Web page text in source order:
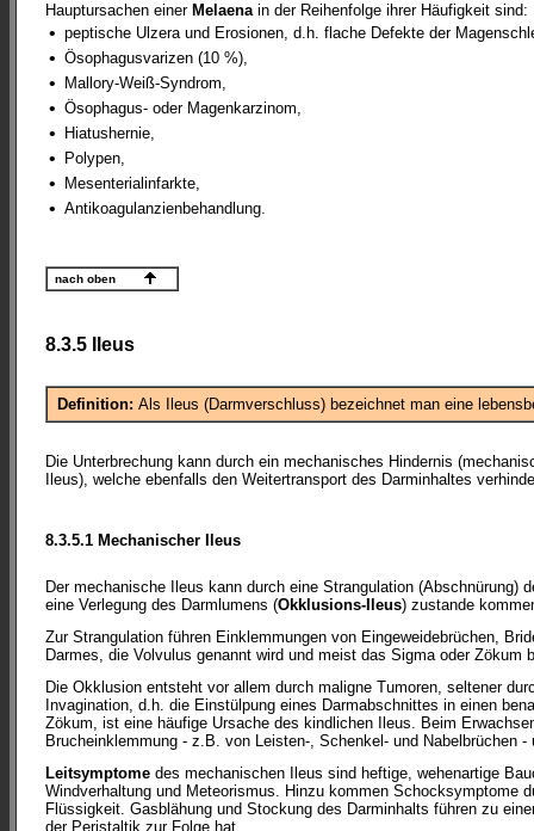
Hauptursachen einer Melaenain der Reihenfolge ihrer Häufigkeit sind:
• peptische Ulzera und Erosionen, d.h. flache Defekte der
• Ösophagusvarizen (10 %),
• Mallory-Weiß-Syndrom,
• Ösophagus- oder Magenkarzinom,
• Hiatushernie,
• Polypen,
• Mesenterialinfarkte,
• Antikoagulanzienbehandlung.
nach oben
8.3.5 Ileus
Definition: Als Ileus (Darmverschluss) bezeichnet man eine
Die Unterbrechung kann durch ein mechanisches Hindernis
Ileus), welche ebenfalls den Weitertransport des Darminhaltes
8.3.5.1 Mechanischer Ileus
Der mechanische Ileus kann durch eine Strangulation (Abschnürung)
eine Verlegung des Darmlumens (Okklusions-Ileus) zustande
Zur Strangulation führen Einklemmungen von Eingeweidebrüchen,
Darmes, die Volvulus genannt wird und meist das Sigma oder Zökum
Die Okklusion entsteht vor allem durch maligne Tumoren, seltener
Invagination, d.h. die Einstülpung eines Darmabschnittes in einen
Zökum, ist eine häufige Ursache des kindlichen Ileus. Beim
Brucheinklemmung - z.B. von Leisten-, Schenkel- und Nabelbrüchen
Leitsymptome des mechanischen Ileus sind heftige, wehenartige
Windverhaltung und Meteorismus. Hinzu kommen Schocksymptome
Flüssigkeit. Gasblähung und Stockung des Darminhalts führen zu
der Peristaltik zur Folge hat.